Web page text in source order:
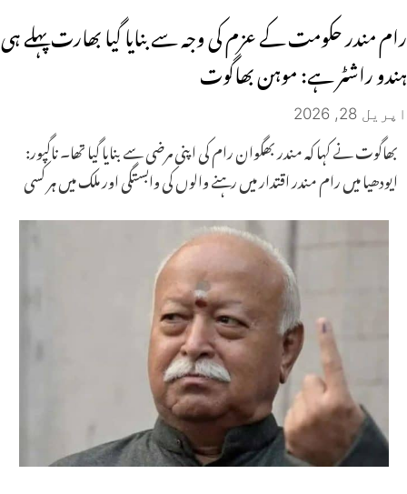
رام مندر حکومت کے عزم کی وجہ سے بنایا گیا بھارت پہلے ہی
ہندو راشٹر ہے: موہن بھاگوت
اپریل 28, 2026
بھاگوت نے کہا کہ مندر بھگوان رام کی اپنی مرضی سے بنایا گیا تھا۔ ناگپور:
ایودھیا میں رام مندر اقتدار میں رہنے والوں کی وابستگی اور ملک میں ہر کسی